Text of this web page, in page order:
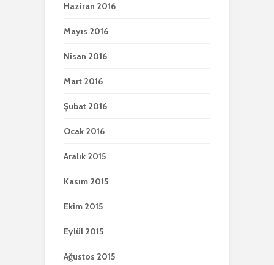
Haziran 2016
Mayıs 2016
Nisan 2016
Mart 2016
Şubat 2016
Ocak 2016
Aralık 2015
Kasım 2015
Ekim 2015
Eylül 2015
Ağustos 2015